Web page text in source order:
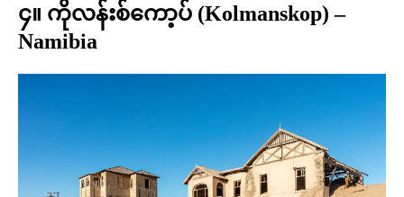
၄။ ကိုလန်းစ်ကော့ပ် (Kolmanskop) –
Namibia